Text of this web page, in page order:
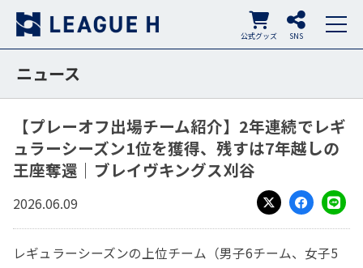
SNS
公式グッズ
ニュース
【プレーオフ出場チーム紹介】2年連続でレギ
ュラーシーズン1位を獲得、残すは7年越しの
王座奪還｜ブレイヴキングス刈谷
2026.06.09
X
Facebook
LINE
レギュラーシーズンの上位チーム（男子6チーム、女子5